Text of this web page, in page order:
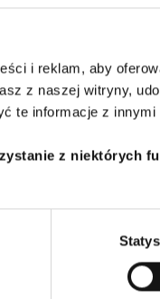
i reklam, aby
z naszej witryny,
te informacje z
z niektórych